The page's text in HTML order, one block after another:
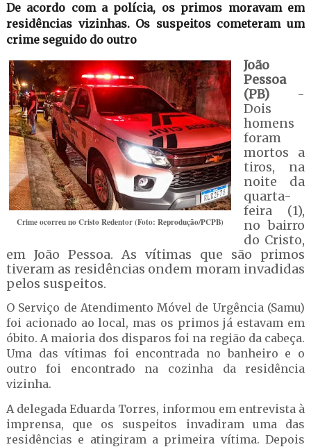
De acordo com a polícia, os primos moravam em
residências vizinhas. Os suspeitos cometeram um
crime seguido do outro
Crime ocorreu no Cristo Redentor (Foto: Reprodução/PCPB)
João
Pessoa
(PB)-
Dois
homens
foram
mortos a
tiros, na
noite da
quarta-
feira (1),
no bairro
do Cristo,
em João Pessoa. As vítimas que são primos
tiveram as residências ondem moram invadidas
pelos suspeitos.
O Serviço de Atendimento Móvel de Urgência (Samu)
foi acionado ao local, mas os primos já estavam em
óbito. A maioria dos disparos foi na região da cabeça.
Uma das vítimas foi encontrada no banheiro e o
outro foi encontrado na cozinha da residência
vizinha.
A delegada Eduarda Torres, informou em entrevista à
imprensa, que os suspeitos invadiram uma das
residências e atingiram a primeira vítima. Depois